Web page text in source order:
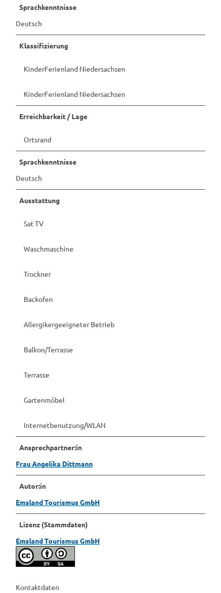
Sprachkenntnisse
Deutsch
Klassifizierung
KinderFerienland Niedersachsen
KinderFerienland Niedersachsen
Erreichbarkeit / Lage
Ortsrand
Sprachkenntnisse
Deutsch
Ausstattung
Sat TV
Waschmaschine
Trockner
Backofen
Allergikergeeigneter Betrieb
Balkon/Terrasse
Terrasse
Gartenmöbel
Internetbenutzung/WLAN
Ansprechpartner:in
Frau Angelika Dittmann
Autor:in
Emsland Tourismus GmbH
Lizenz (Stammdaten)
Emsland Tourismus GmbH
Kontaktdaten